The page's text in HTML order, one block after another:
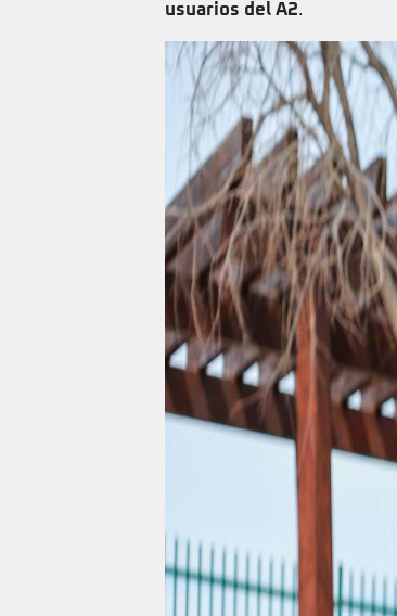
usuarios del A2.